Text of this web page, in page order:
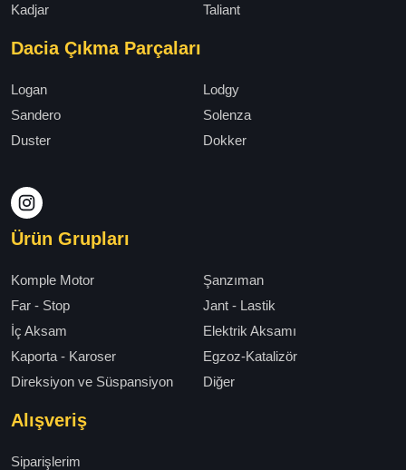
Kadjar
Taliant
Dacia Çıkma Parçaları
Logan
Lodgy
Sandero
Solenza
Duster
Dokker
Ürün Grupları
Komple Motor
Şanzıman
Far - Stop
Jant - Lastik
İç Aksam
Elektrik Aksamı
Kaporta - Karoser
Egzoz-Katalizör
Direksiyon ve Süspansiyon
Diğer
Alışveriş
Siparişlerim